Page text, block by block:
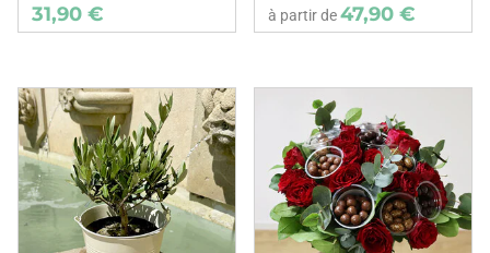
31,90 € à partir de47,90 €